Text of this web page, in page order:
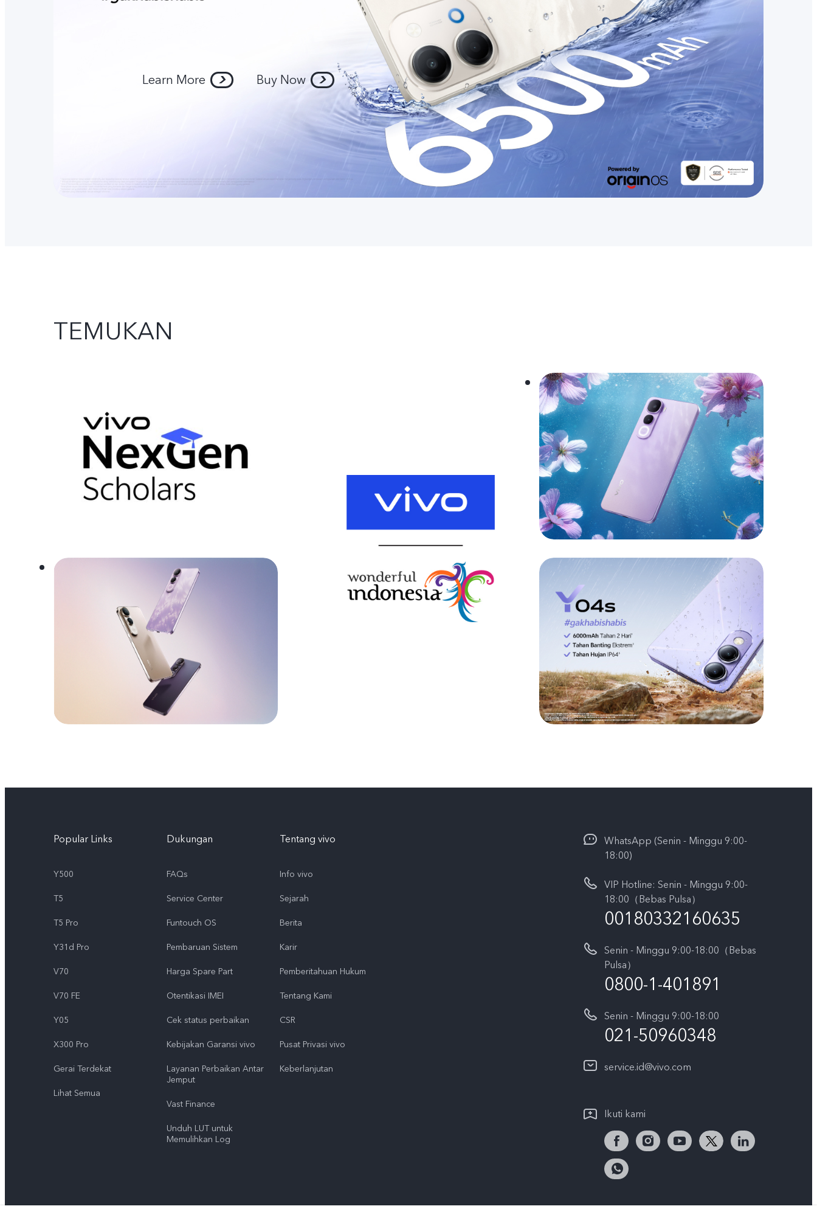
Learn More Buy Now
TEMUKAN
Popular Links
Y500
T5
T5 Pro
Y31d Pro
V70
V70 FE
Y05
X300 Pro
Gerai Terdekat
Lihat Semua
Dukungan
FAQs
Service Center
Funtouch OS
Pembaruan Sistem
Harga Spare Part
Otentikasi IMEI
Cek status perbaikan
Kebijakan Garansi vivo
Layanan Perbaikan Antar
Jemput
Vast Finance
Unduh LUT untuk
Memulihkan Log
Tentang vivo
Info vivo
Sejarah
Berita
Karir
Pemberitahuan Hukum
Tentang Kami
CSR
Pusat Privasi vivo
Keberlanjutan
WhatsApp (Senin - Minggu 9:00-
18:00)
VIP Hotline: Senin - Minggu 9:00-
18:00（Bebas Pulsa）
00180332160635
Senin - Minggu 9:00-18:00（Bebas
Pulsa）
0800-1-401891
Senin - Minggu 9:00-18:00
021-50960348
service.id@vivo.com
Ikuti kami